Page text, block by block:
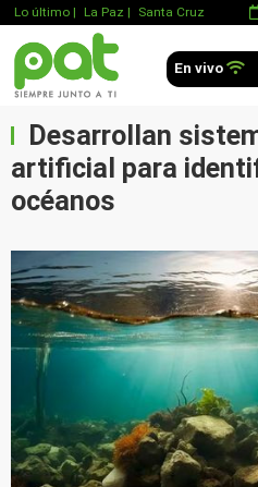
Lo último | La Paz | Santa Cruz
En vivo
Desarrollan
artificial para
océanos